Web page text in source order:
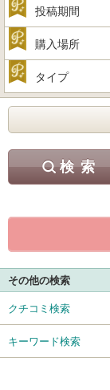
投稿期間
購入場所
タイプ
その他の検索
クチコミ検索
キーワード検索